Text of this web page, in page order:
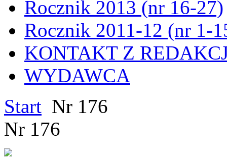
Rocznik 2013 (nr 16-27)
Rocznik 2011-12 (nr 1-
KONTAKT Z
WYDAWCA
Start Nr 176
Nr 176